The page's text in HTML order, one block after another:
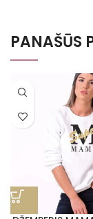
PANAŠŪS